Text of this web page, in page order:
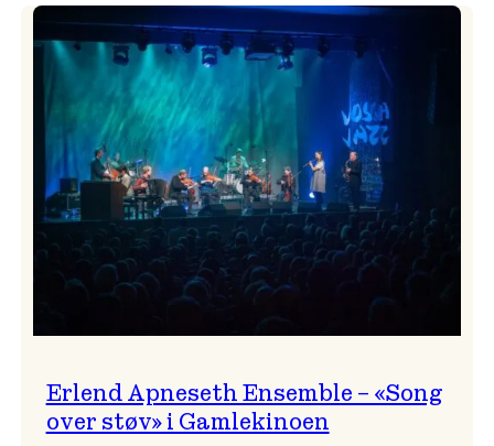
Ones
–
eit
lydrom
av
havet,
sommar
og
nostalgi
Erlend Apneseth Ensemble – «Song
over støv» i Gamlekinoen